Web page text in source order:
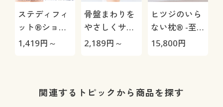
ステディフィ
ット®ショー
ツ(はきこみ丈
1,419円～
骨盤まわりを
やさしくサポ
ートするショ
2,189円～
ヒツジのいら
ない枕® -至
極-
15,800円
関連するトピックから商品を探す